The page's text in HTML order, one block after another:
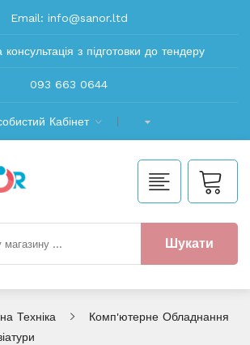
Email: info@sanor.ltd
з підготовки до тендеру
093 663 0644
Кабінет
Шукати
Техніка
Комп'ютерне Обладнання